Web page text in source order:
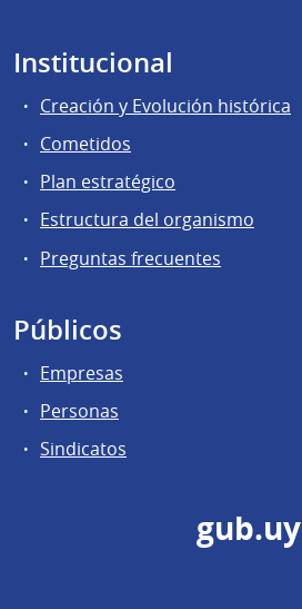
Institucional
Creación y Evolución histórica
Cometidos
Plan estratégico
Estructura del organismo
Preguntas frecuentes
Públicos
Empresas
Personas
Sindicatos
gub.uy